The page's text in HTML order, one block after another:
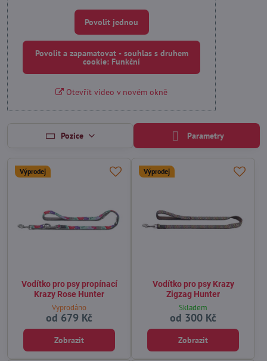
Povolit jednou
Povolit a zapamatovat - souhlas s druhem
cookie: Funkční
Otevřít video v novém okně
Pozice Parametry
Výprodej
Vodítko pro psy propínací
Krazy Rose Hunter
Vyprodáno
od 679 Kč
Zobrazit
Výprodej
Vodítko pro psy Krazy
Zigzag Hunter
Skladem
od 300 Kč
Zobrazit